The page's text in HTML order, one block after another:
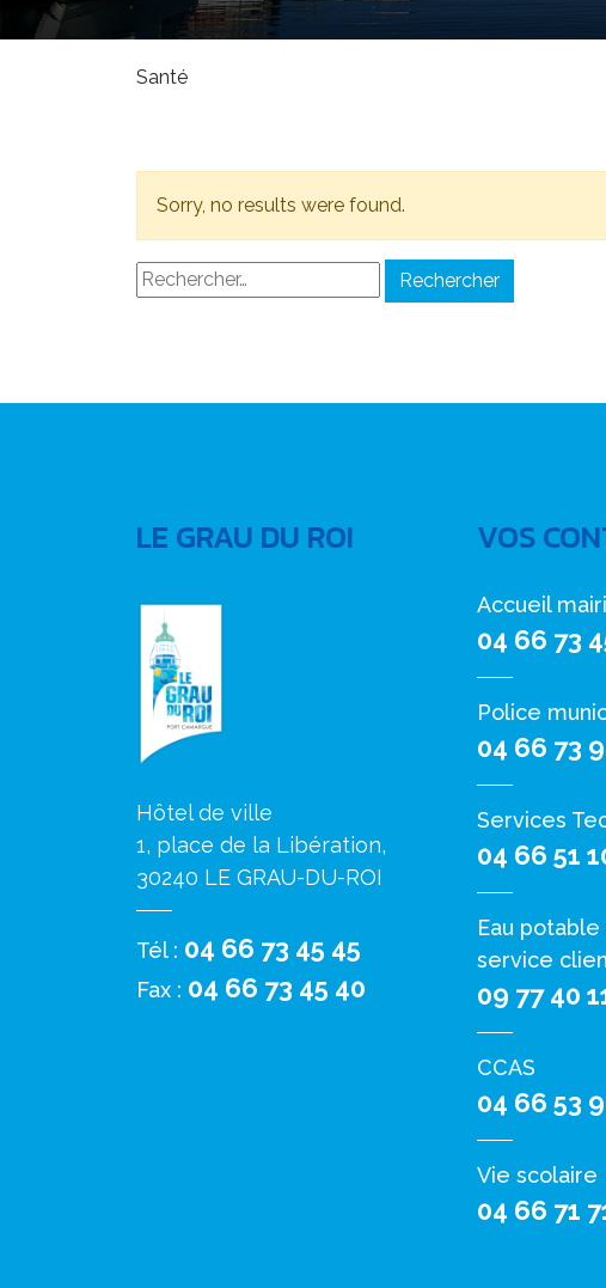
Santé
Sorry, no results were found.
Rechercher :
LE GRAU DU ROI
Hôtel de ville
1, place de la Libération,
30240 LE GRAU-DU-ROI
Tél : 04 66 73 45 45
Fax : 04 66 73 45 40
VOS
Accueil
04 66 73
Police
04 66 73
Services
04 66 51
Eau
service
09 77 40
CCAS
04 66 53
Vie scolaire
04 66 71